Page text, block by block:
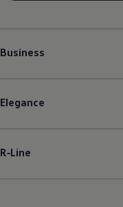
Business
Elegance
R‑Line